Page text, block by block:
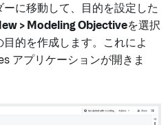
に移動して、目的を設定した
> Modeling Objectiveを選択
的を作成します。これによ
アプリケーションが開きま